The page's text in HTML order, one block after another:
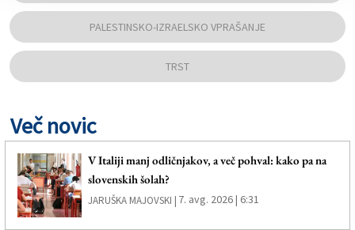
PALESTINSKO-IZRAELSKO VPRAŠANJE
TRST
Več novic
V Italiji manj odličnjakov, a več pohval: kako pa na
slovenskih šolah?
JARUŠKA MAJOVSKI | 7. avg. 2026 | 6:31